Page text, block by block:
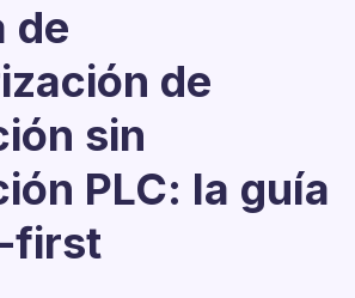
de
de
sin
PLC: la guía
first